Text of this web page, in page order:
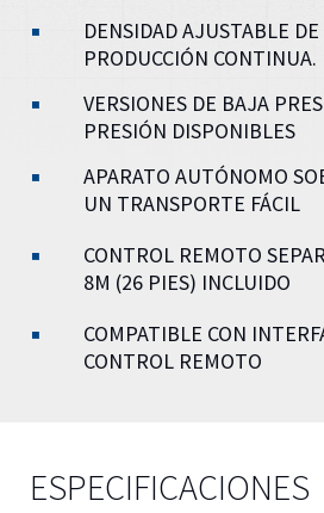
DENSIDAD AJUSTABLE DE
PRODUCCIÓN CONTINUA.
VERSIONES DE BAJA
PRESIÓN DISPONIBLES
APARATO AUTÓNOMO
UN TRANSPORTE FÁCIL
CONTROL REMOTO
8M (26 PIES) INCLUIDO
COMPATIBLE CON
CONTROL REMOTO
ESPECIFICACIONES